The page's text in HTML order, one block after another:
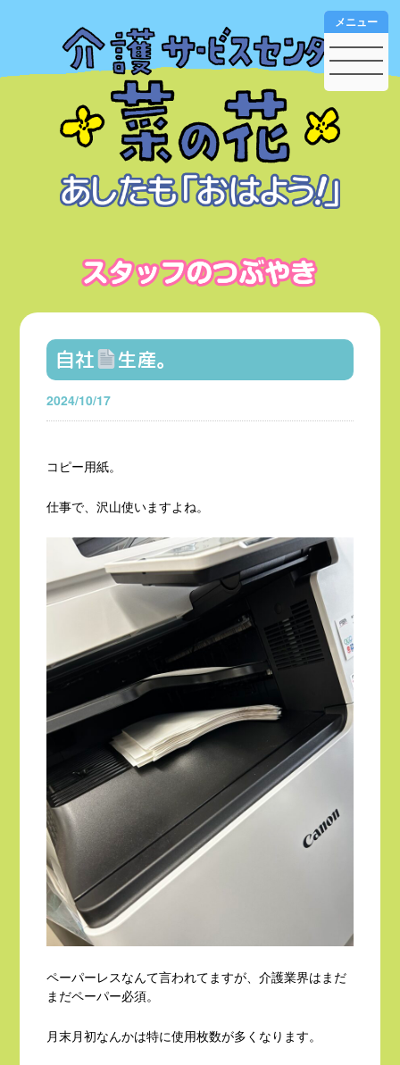
メニュー
自社 生産。
2024/10/17
コピー用紙。
仕事で、沢山使いますよね。
ペーパーレスなんて言われてますが、介護業界はまだ
まだペーパー必須。
月末月初なんかは特に使用枚数が多くなります。